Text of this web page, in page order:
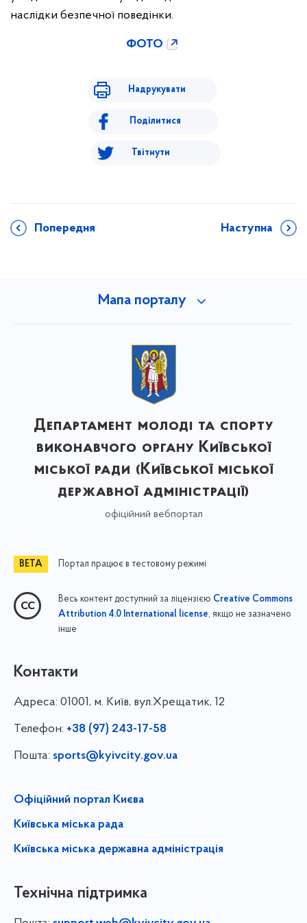
наслідки безпечної поведінки.
ФОТО
Надрукувати
Поділитися
Твітнути
Попередня Наступна
Мапа порталу
Департамент молоді та спорту
виконавчого органу Київської
міської ради (Київської міської
державної адміністрації)
офіційний вебпортал
Портал працює в тестовому режимі
Весь контент доступний за ліцензією Creative Commons
Attribution 4.0 International license, якщо не зазначено
інше
Контакти
Адреса: 01001, м. Київ, вул.Хрещатик, 12
Телефон: +38 (97) 243-17-58
Пошта: sports@kyivcity.gov.ua
Офіційний портал Києва
Київська міська рада
Київська міська державна адміністрація
Технічна підтримка